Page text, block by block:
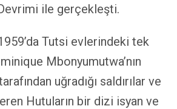
ile gerçekleşti.
Tutsi evlerindeki tek
Mbonyumutwa’nın
uğradığı saldırılar ve
Hutuların bir dizi isyan ve